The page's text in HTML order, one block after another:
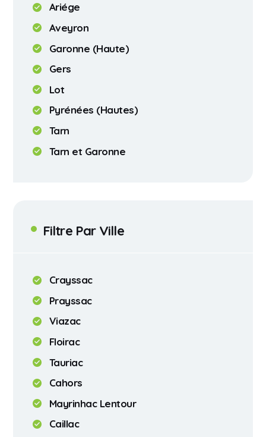
Ariége
Aveyron
Garonne (Haute)
Gers
Lot
Pyrénées (Hautes)
Tarn
Tarn et Garonne
Filtre Par Ville
Crayssac
Prayssac
Viazac
Floirac
Tauriac
Cahors
Mayrinhac Lentour
Caillac